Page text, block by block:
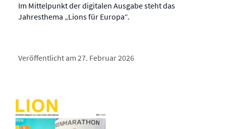
Im Mittelpunkt der digitalen Ausgabe steht das
Jahresthema „Lions für Europa“.
Veröffentlicht am 27. Februar 2026